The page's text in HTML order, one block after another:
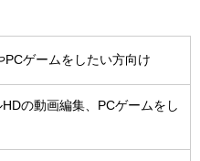
PCゲームをしたい方向け
の動画編集、PCゲームをし